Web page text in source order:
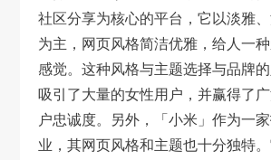
社区分享为核心的平台，它以淡雅
为主，网页风格简洁优雅，给人一
感觉。这种风格与主题选择与品牌的
吸引了大量的女性用户，并赢得了
户忠诚度。另外，「小米」作为一
业，其网页风格和主题也十分独特。